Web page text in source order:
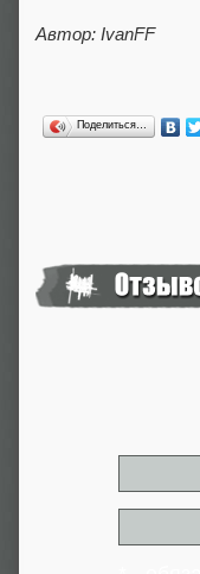
Автор: IvanFF
Поделиться…